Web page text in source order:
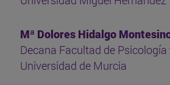
Mª Dolores Hidalgo
Decana Facultad de
Universidad de Murcia